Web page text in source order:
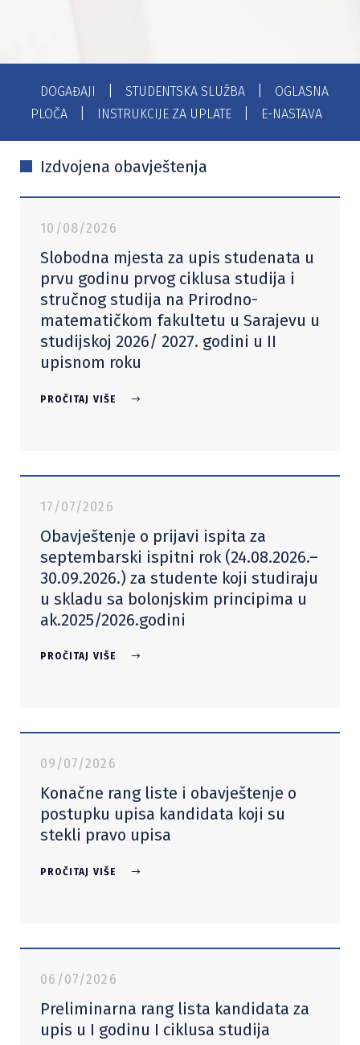
DOGAĐAJI STUDENTSKA SLUŽBA
OGLASNA
PLOČA
INSTRUKCIJE ZA UPLATE E-NASTAVA
Izdvojena obavještenja
10/08/2026
Slobodna mjesta za upis studenata u
prvu godinu prvog ciklusa studija i
stručnog studija na Prirodno-
matematičkom fakultetu u Sarajevu u
studijskoj 2026/ 2027. godini u II
upisnom roku
PROČITAJ VIŠE
17/07/2026
Obavještenje o prijavi ispita za
septembarski ispitni rok (24.08.2026.–
30.09.2026.) za studente koji studiraju
u skladu sa bolonjskim principima u
ak.2025/2026.godini
PROČITAJ VIŠE
09/07/2026
Konačne rang liste i obavještenje o
postupku upisa kandidata koji su
stekli pravo upisa
PROČITAJ VIŠE
06/07/2026
Preliminarna rang lista kandidata za
upis u I godinu I ciklusa studija